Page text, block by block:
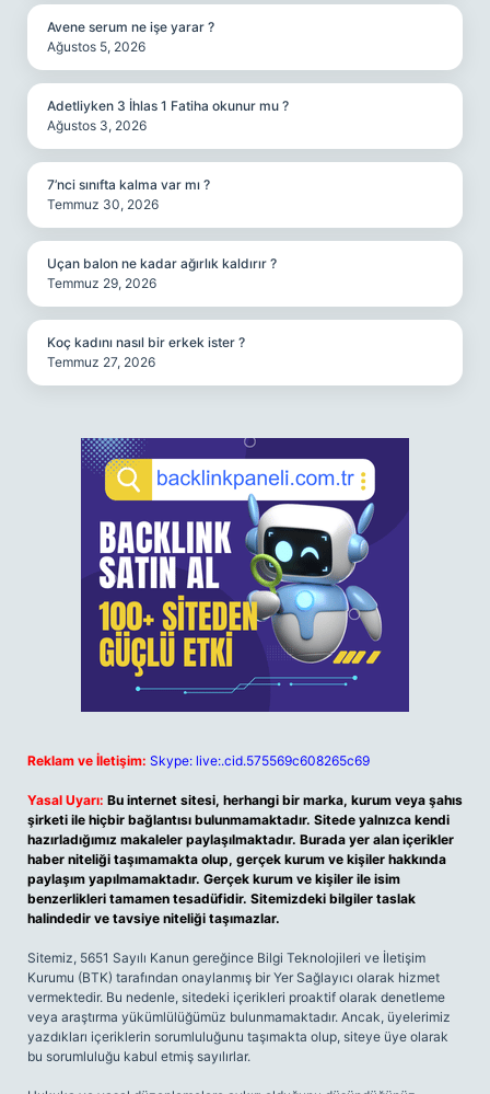
Avene serum ne işe yarar ?
Ağustos 5, 2026
Adetliyken 3 İhlas 1 Fatiha okunur mu ?
Ağustos 3, 2026
7’nci sınıfta kalma var mı ?
Temmuz 30, 2026
Uçan balon ne kadar ağırlık kaldırır ?
Temmuz 29, 2026
Koç kadını nasıl bir erkek ister ?
Temmuz 27, 2026
Reklam ve İletişim: Skype: live:.cid.575569c608265c69
Yasal Uyarı: Bu internet sitesi, herhangi bir marka, kurum veya şahıs
şirketi ile hiçbir bağlantısı bulunmamaktadır. Sitede yalnızca kendi
hazırladığımız makaleler paylaşılmaktadır. Burada yer alan içerikler
haber niteliği taşımamakta olup, gerçek kurum ve kişiler hakkında
paylaşım yapılmamaktadır. Gerçek kurum ve kişiler ile isim
benzerlikleri tamamen tesadüfidir. Sitemizdeki bilgiler taslak
halindedir ve tavsiye niteliği taşımazlar.
Sitemiz, 5651 Sayılı Kanun gereğince Bilgi Teknolojileri ve İletişim
Kurumu (BTK) tarafından onaylanmış bir Yer Sağlayıcı olarak hizmet
vermektedir. Bu nedenle, sitedeki içerikleri proaktif olarak denetleme
veya araştırma yükümlülüğümüz bulunmamaktadır. Ancak, üyelerimiz
yazdıkları içeriklerin sorumluluğunu taşımakta olup, siteye üye olarak
bu sorumluluğu kabul etmiş sayılırlar.